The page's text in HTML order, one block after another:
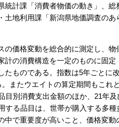
計課「消費者物価の動き」、総
土地利用課「新潟県地価調査のあ
価格変動を総合的に測定し、物
計の消費構造を一定のものに固定
たものである。指数は5年ごとに
またウエイトの算定期間もこれ
目別消費支出金額のほか、21年及
する品目は、世帯が購入する多種
中で重要度が高いこと、価格変動